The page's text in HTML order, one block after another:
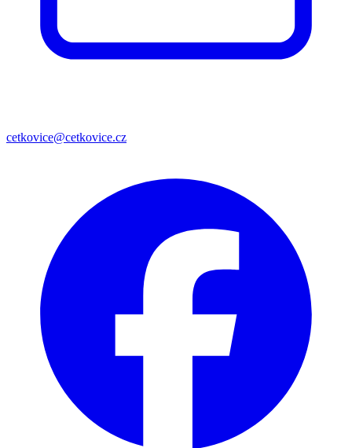
cetkovice@cetkovice.cz